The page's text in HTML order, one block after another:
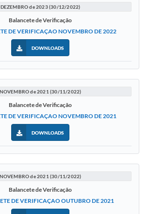
DEZEMBRO de 2023 (30/12/2022)
Balancete de Verificação
DE VERIFICAÇAO NOVEMBRO DE 2022
DOWNLOADS
NOVEMBRO de 2021 (30/11/2022)
Balancete de Verificação
DE VERIFICAÇAO NOVEMBRO DE 2021
DOWNLOADS
NOVEMBRO de 2021 (30/11/2022)
Balancete de Verificação
DE VERIFICAÇAO OUTUBRO DE 2021